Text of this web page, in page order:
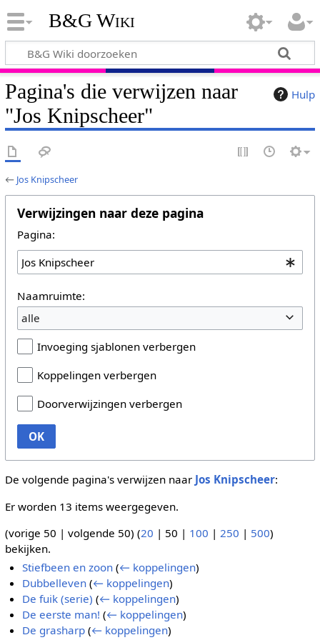
B&G Wiki
Hulp
Pagina's die verwijzen naar
"Jos Knipscheer"
← Jos Knipscheer
Verwijzingen naar deze pagina
Pagina:
Naamruimte:
alle
Invoeging sjablonen verbergen
Koppelingen verbergen
Doorverwijzingen verbergen
OK
De volgende pagina's verwijzen naar Jos Knipscheer:
Er worden 13 items weergegeven.
(vorige 50 | volgende 50) (20 | 50 | 100 | 250 | 500)
bekijken.
Stiefbeen en zoon (← koppelingen)
Dubbelleven (← koppelingen)
De fuik (serie) (← koppelingen)
De eerste man! (← koppelingen)
De grasharp (← koppelingen)